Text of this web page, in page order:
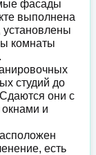
фасады
выполнена
установлены
комнаты
студий до
они с
и
есть